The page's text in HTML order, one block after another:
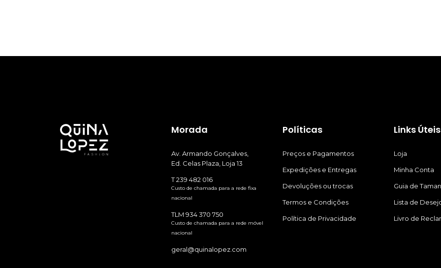
Morada
Av. Armando Gonçalves,
Ed. Celas Plaza, Loja 13
T 239 482 016
Custo de chamada para a rede fixa
nacional
TLM 934 370 750
Custo de chamada para a rede móvel
nacional
geral@quinalopez.com
Políticas
Preços e Pagamentos
Expedições e Entregas
Devoluções ou trocas
Termos e Condições
Política de Privacidade
Links Úteis
Loja
Minha Conta
Guia de
Lista de
Livro de